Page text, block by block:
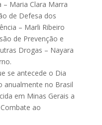
– Maria Clara Marra
de Defesa dos
– Marli Ribeiro
de Prevenção e
Drogas – Nayara
se antecede o Dia
anualmente no Brasil
em Minas Gerais a
ao